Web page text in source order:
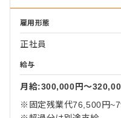
雇用形態
正社員
給与
月給:300,000円〜
※固定残業代76,500円